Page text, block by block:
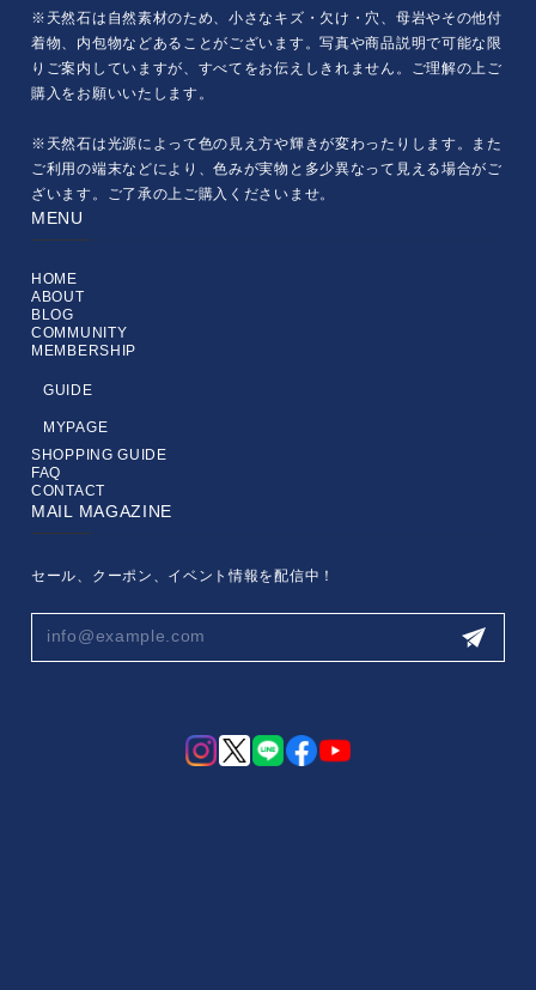
※天然石は自然素材のため、小さなキズ・欠け・穴、母岩やその他付
着物、内包物などあることがございます。写真や商品説明で可能な限
りご案内していますが、すべてをお伝えしきれません。ご理解の上ご
購入をお願いいたします。
※天然石は光源によって色の見え方や輝きが変わったりします。また
ご利用の端末などにより、色みが実物と多少異なって見える場合がご
ざいます。ご了承の上ご購入くださいませ。
MENU
HOME
ABOUT
BLOG
COMMUNITY
MEMBERSHIP
GUIDE
MYPAGE
SHOPPING GUIDE
FAQ
CONTACT
MAIL MAGAZINE
セール、クーポン、イベント情報を配信中！